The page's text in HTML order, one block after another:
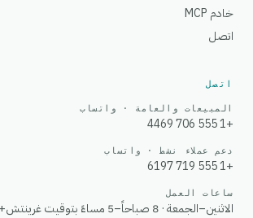
خادم MCP
اتصل
اتصل
المبيعات والعامة · واتساب
+1 555 706 4469
دعم عملاء نشط · واتساب
+1 555 719 6197
ساعات العمل
الاثنين–الجمعة · 8 صباحاً–5 مساءً بتوقيت غرينتش+1